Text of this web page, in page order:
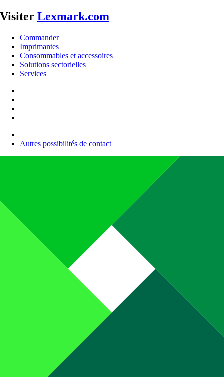
Visiter Lexmark.com
Commander
Imprimantes
Consommables et accessoires
Solutions sectorielles
Services
Autres possibilités de contact